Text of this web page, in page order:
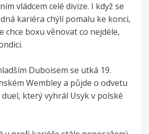
vládcem celé divize. I když se
kariéra chýlí pomalu ke konci,
chce boxu věnovat co nejdéle,
Duboisem se utká 19.
Wembley a půjde o odvetu
který vyhrál Usyk v polské